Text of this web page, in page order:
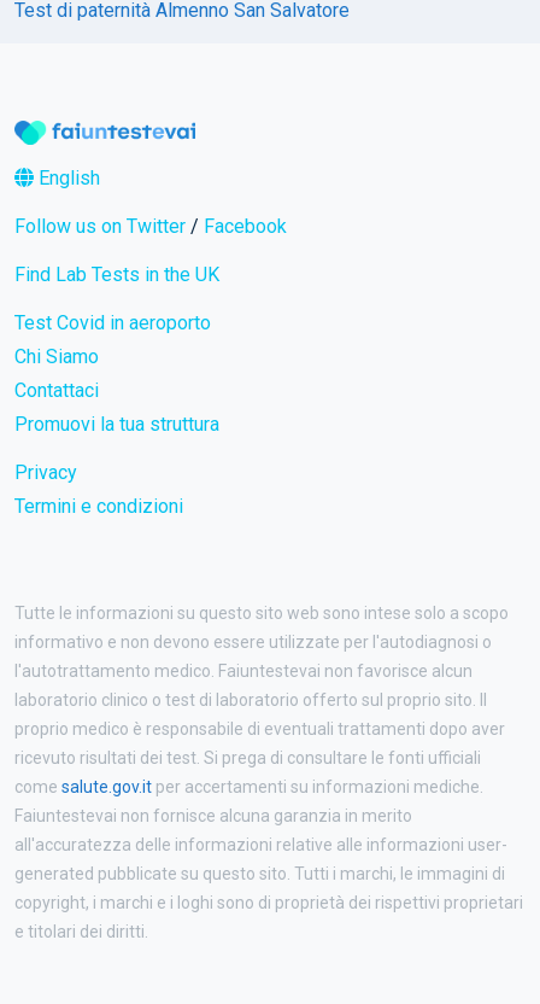
Test di paternità Almenno San Salvatore
English
Follow us on Twitter / Facebook
Find Lab Tests in the UK
Test Covid in aeroporto
Chi Siamo
Contattaci
Promuovi la tua struttura
Privacy
Termini e condizioni
Tutte le informazioni su questo sito web sono intese solo a scopo
informativo e non devono essere utilizzate per l'autodiagnosi o
l'autotrattamento medico. Faiuntestevai non favorisce alcun
laboratorio clinico o test di laboratorio offerto sul proprio sito. Il
proprio medico è responsabile di eventuali trattamenti dopo aver
ricevuto risultati dei test. Si prega di consultare le fonti ufficiali
come salute.gov.it per accertamenti su informazioni mediche.
Faiuntestevai non fornisce alcuna garanzia in merito
all'accuratezza delle informazioni relative alle informazioni user-
generated pubblicate su questo sito. Tutti i marchi, le immagini di
copyright, i marchi e i loghi sono di proprietà dei rispettivi proprietari
e titolari dei diritti.